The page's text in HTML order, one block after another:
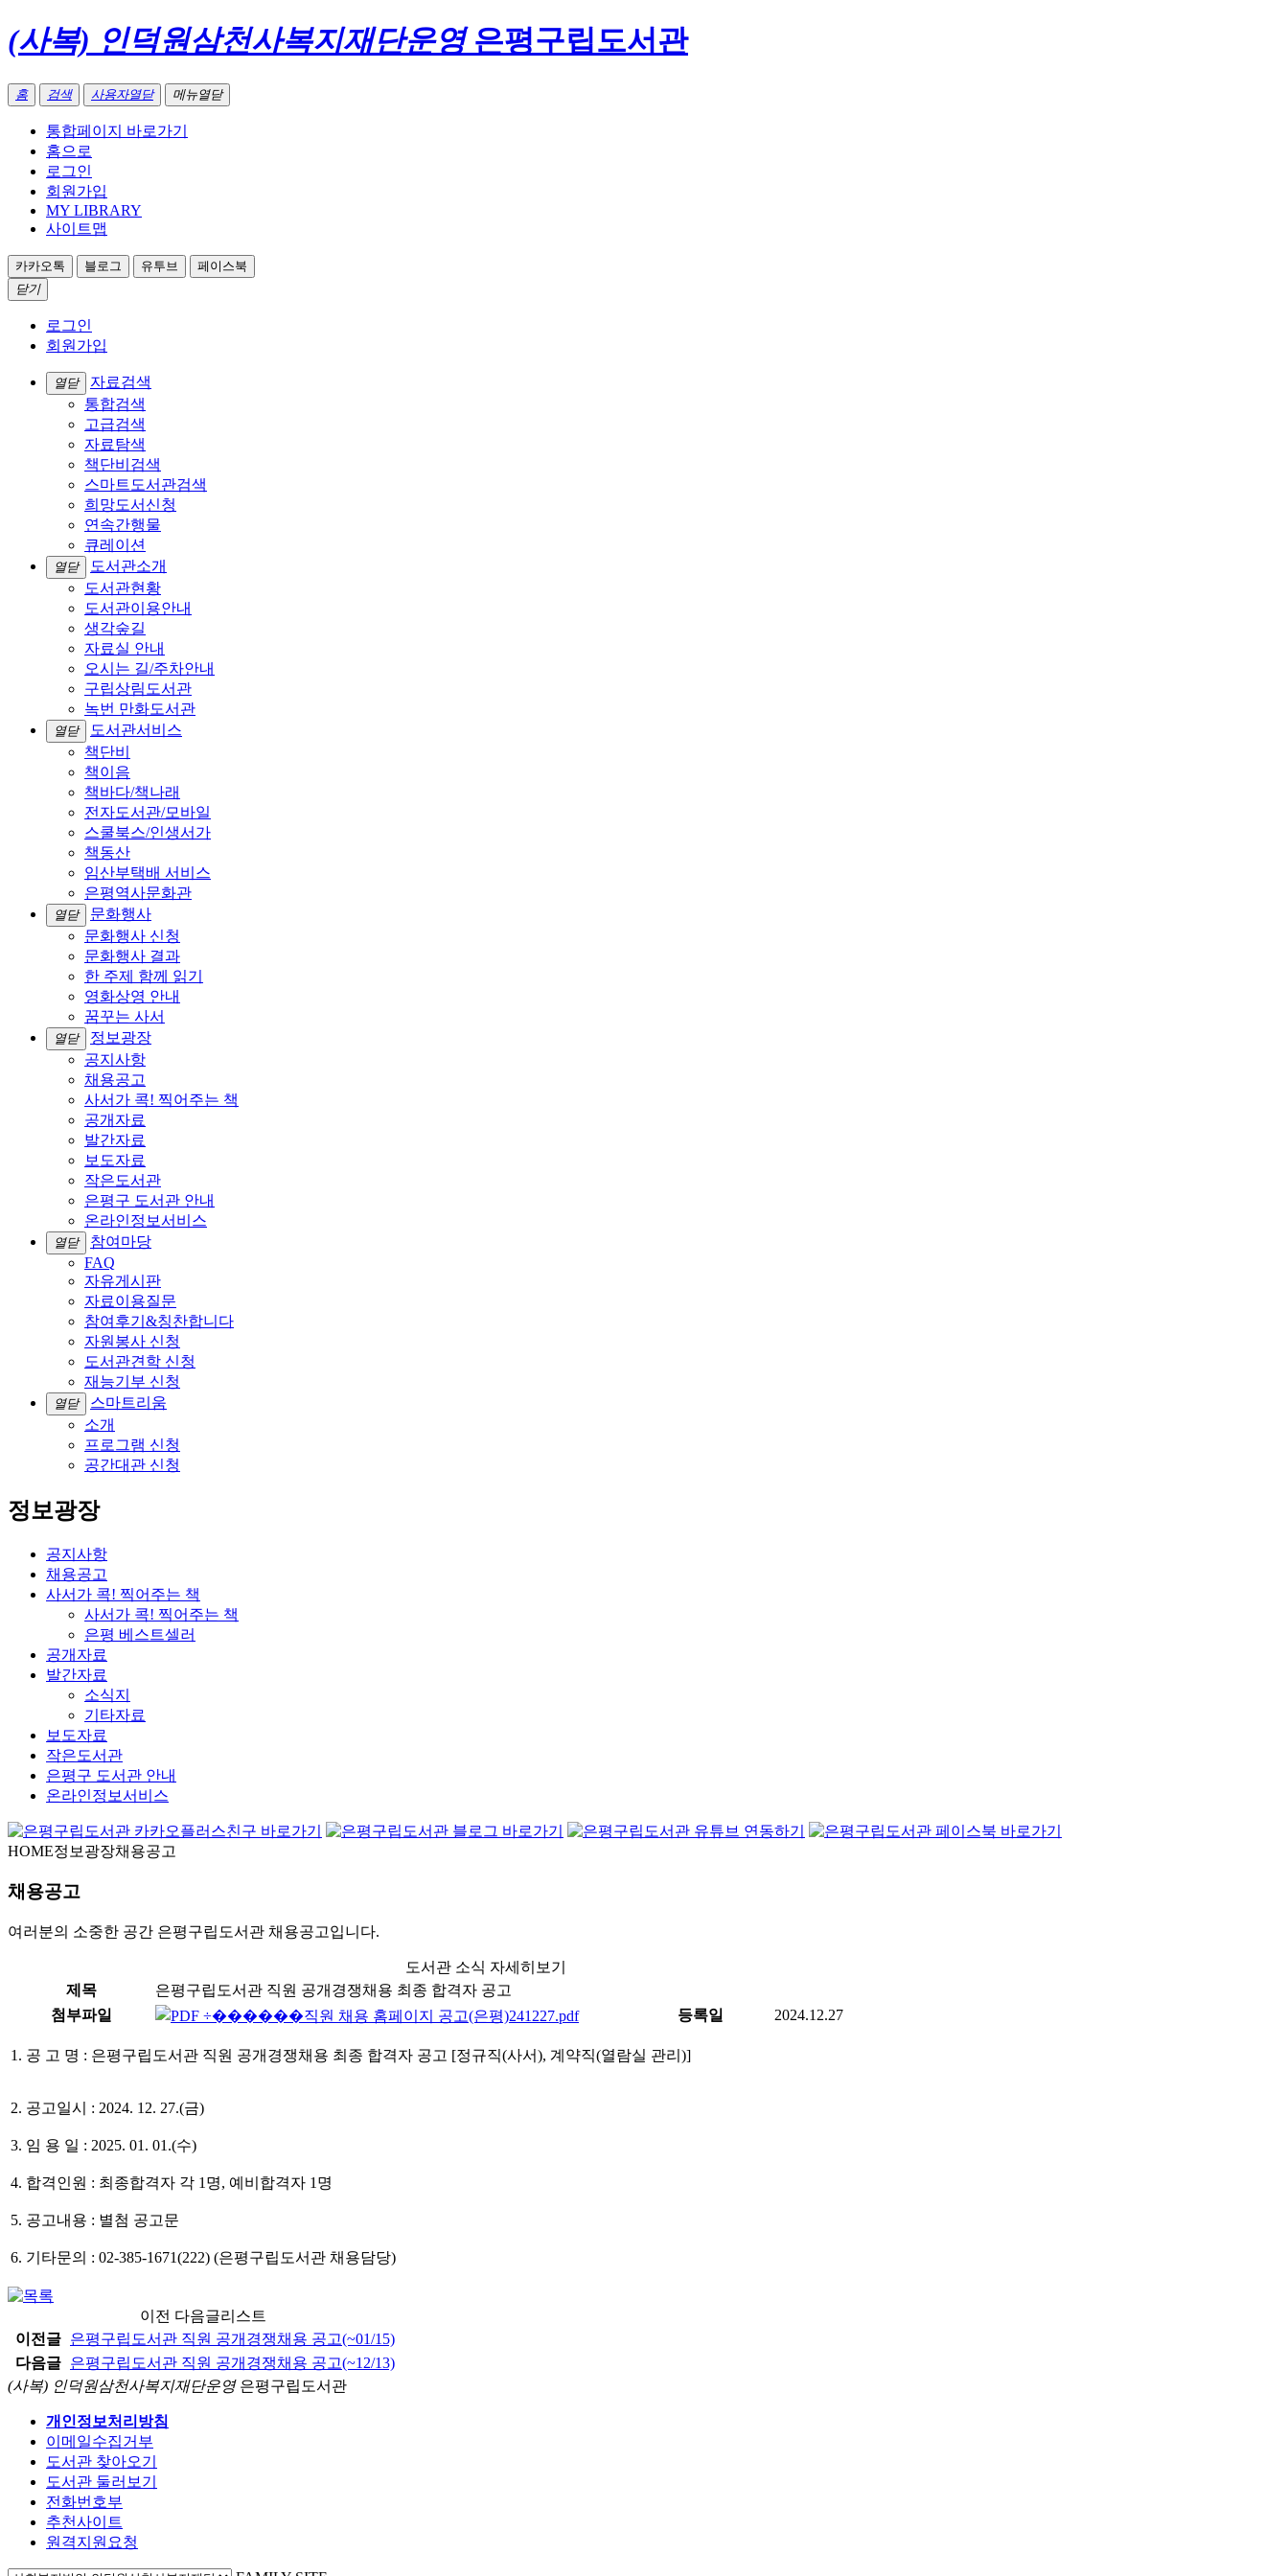
(사복) 인덕원삼천사복지재단운영은평구립도서관
홈 검색 사용자열닫 메뉴열닫
통합페이지 바로가기
홈으로
로그인
회원가입
MY LIBRARY
사이트맵
카카오톡 블로그 유투브
페이스북
닫기
로그인
회원가입
열닫
자료검색
통합검색
고급검색
자료탐색
책단비검색
스마트도서관검색
희망도서신청
연속간행물
큐레이션
열닫
도서관소개
도서관현황
도서관이용안내
생각숲길
자료실 안내
오시는 길/주차안내
구립상림도서관
녹번 만화도서관
열닫
도서관서비스
책단비
책이음
책바다/책나래
전자도서관/모바일
스쿨북스/인생서가
책동산
임산부택배 서비스
은평역사문화관
열닫
문화행사
문화행사 신청
문화행사 결과
한 주제 함께 읽기
영화상영 안내
꿈꾸는 사서
열닫
정보광장
공지사항
채용공고
사서가 콕! 찍어주는 책
공개자료
발간자료
보도자료
작은도서관
은평구 도서관 안내
온라인정보서비스
열닫
참여마당
FAQ
자유게시판
자료이용질문
참여후기&칭찬합니다
자원봉사 신청
도서관견학 신청
재능기부 신청
열닫
스마트리움
소개
프로그램 신청
공간대관 신청
정보광장
공지사항
채용공고
사서가 콕! 찍어주는 책
사서가 콕! 찍어주는 책
은평 베스트셀러
공개자료
발간자료
소식지
기타자료
보도자료
작은도서관
은평구 도서관 안내
온라인정보서비스
HOME정보광장채용공고
채용공고
여러분의 소중한 공간 은평구립도서관 채용공고입니다.
도서관 소식 자세히보기
제목
은평구립도서관 직원 공개경쟁채용 최종 합격자 공고
첨부파일
직원 채용 홈페이지 공고(은평)241227.pdf 등록일 2024.12.27
1. 공 고 명 : 은평구립도서관 직원 공개경쟁채용 최종 합격자 공고 [정규직(사서), 계약직(열람실 관리)]
2. 공고일시 : 2024. 12. 27.(금)
3. 임 용 일 : 2025. 01. 01.(수)
4. 합격인원 : 최종합격자 각 1명, 예비합격자 1명
5. 공고내용 : 별첨 공고문
6. 기타문의 : 02-385-1671(222) (은평구립도서관 채용담당)
이전 다음글리스트
이전글 은평구립도서관 직원 공개경쟁채용 공고(~01/15)
다음글 은평구립도서관 직원 공개경쟁채용 공고(~12/13)
(사복) 인덕원삼천사복지재단운영은평구립도서관
개인정보처리방침
이메일수집거부
도서관 찾아오기
도서관 둘러보기
전화번호부
추천사이트
원격지원요청